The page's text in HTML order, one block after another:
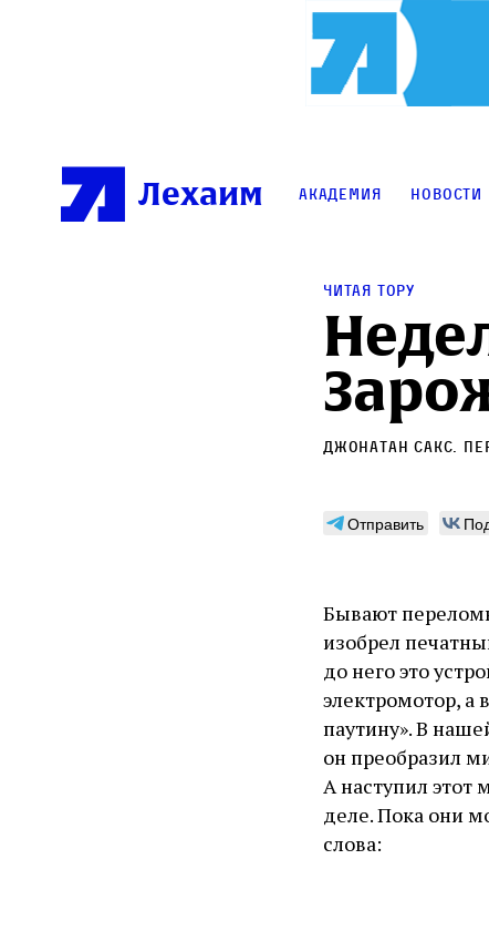
Лехаим Академия Новости
Читая Тору
Джонатан Сакс .
Отправить
Бывают
изобрел
до него это
электромотор, а
паутину». В
он преобразил
А наступил этот
деле. Пока они
слова: